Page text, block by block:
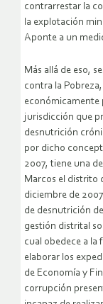
contrarrestar la
la explotación
Aponte a un
Más allá de eso,
contra la
económicamente
jurisdicción que
desnutrición
por dicho
2007, tiene una
Marcos el distrito
diciembre de
de desnutrición
gestión distrital
cual obedece a la
elaborar los
de Economía y
corrupción